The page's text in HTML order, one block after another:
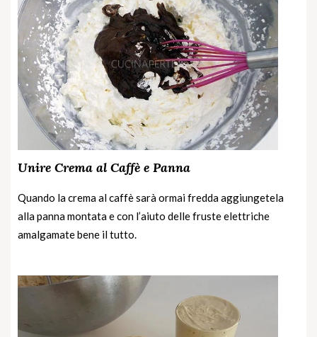
Unire Crema al Caffè e Panna
Quando la crema al caffè sarà ormai fredda aggiungetela
alla panna montata e con l’aiuto delle fruste elettriche
amalgamate bene il tutto.